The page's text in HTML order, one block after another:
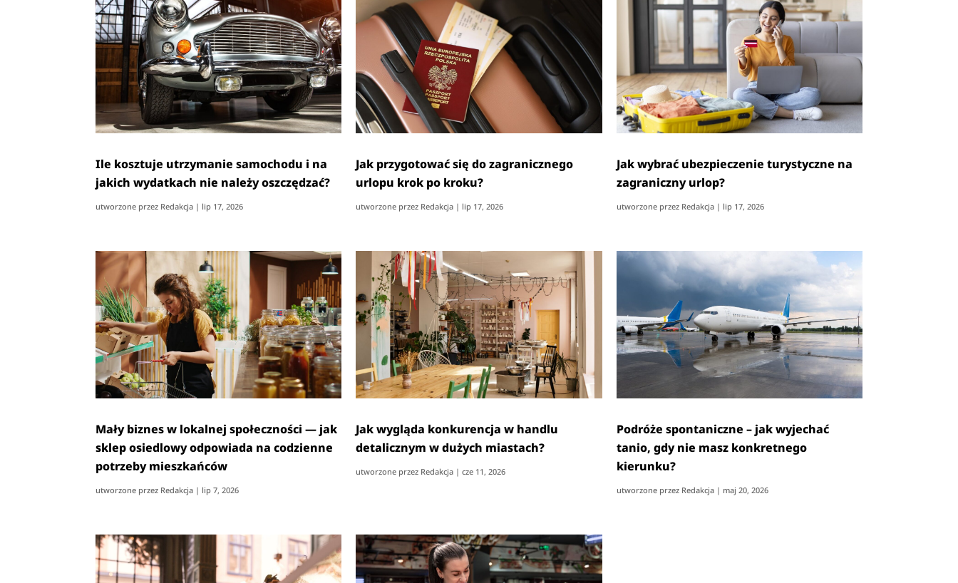
Ile kosztuje utrzymanie samochodu i na
jakich wydatkach nie należy oszczędzać?
utworzone przez Redakcja | lip 17, 2026
Jak przygotować się do zagranicznego
urlopu krok po kroku?
utworzone przez Redakcja | lip 17, 2026
Jak wybrać ubezpieczenie turystyczne na
zagraniczny urlop?
utworzone przez Redakcja| lip 17, 2026
Mały biznes w lokalnej społeczności — jak
sklep osiedlowy odpowiada na codzienne
potrzeby mieszkańców
utworzone przez Redakcja | lip 7, 2026
Jak wygląda konkurencja w handlu
detalicznym w dużych miastach?
utworzone przez Redakcja |cze 11, 2026
Podróże spontaniczne – jak wyjechać
tanio, gdy nie masz konkretnego
kierunku?
utworzone przez Redakcja| maj 20, 2026